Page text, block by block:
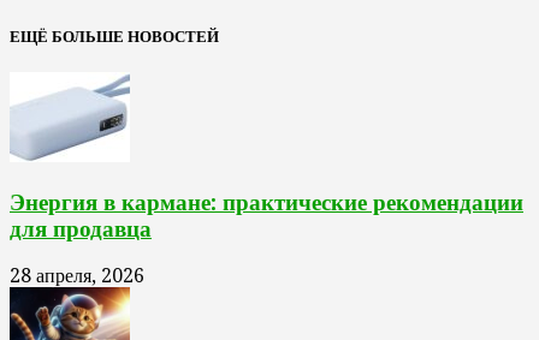
ЕЩЁ БОЛЬШЕ НОВОСТЕЙ
Энергия в кармане: практические рекомендации
для продавца
28 апреля, 2026